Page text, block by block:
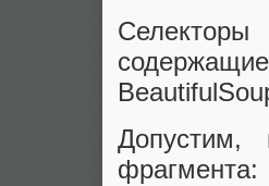
Допустим,
фрагмента: